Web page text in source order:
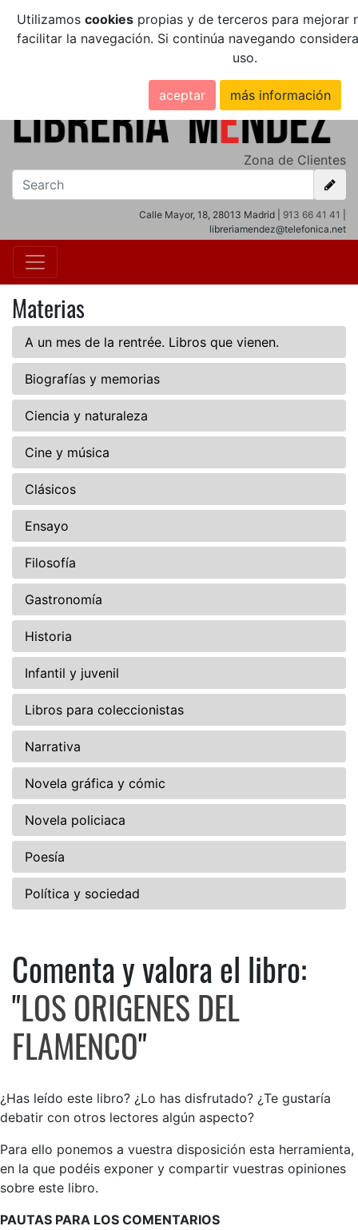
Utilizamos cookiespropias y de terceros para mejorar
facilitar la navegación. Si continúa navegando
uso.
aceptar más información
Zona de Clientes
Calle Mayor, 18, 28013 Madrid | 913 66 41 41
libreriamendez@telefonica.net
Materias
A un mes de la rentrée. Libros que vienen.
Biografías y memorias
Ciencia y naturaleza
Cine y música
Clásicos
Ensayo
Filosofía
Gastronomía
Historia
Infantil y juvenil
Libros para coleccionistas
Narrativa
Novela gráfica y cómic
Novela policiaca
Poesía
Política y sociedad
Comenta y valora el libro: LOS
Comenta y valora el libro:
"LOS ORIGENES DEL
FLAMENCO"
¿Has leído este libro? ¿Lo has disfrutado? ¿Te gustaría
debatir con otros lectores algún aspecto?
Para ello ponemos a vuestra disposición esta herramienta,
en la que podéis exponer y compartir vuestras opiniones
sobre este libro.
PAUTAS PARA LOS COMENTARIOS